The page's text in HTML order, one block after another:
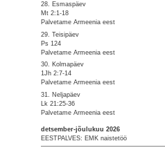
28. Esmaspäev
Mt 2:1-18
Palvetame Armeenia eest
29. Teisipäev
Ps 124
Palvetame Armeenia eest
30. Kolmapäev
1Jh 2:7-14
Palvetame Armeenia eest
31. Neljapäev
Lk 21:25-36
Palvetame Armeenia eest
detsember-jõulukuu 2026
EESTPALVES: EMK naistetöö